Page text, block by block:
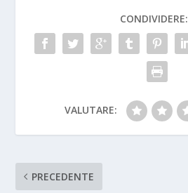
CONDIVIDERE:
VALUTARE:
PRECEDENTE